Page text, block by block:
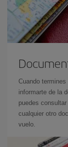
Cuando
informarte de la
puedes
cualquier otro
vuelo.